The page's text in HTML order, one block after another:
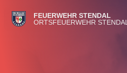
FEUERWEHR STENDAL
ORTSFEUERWEHR STENDAL